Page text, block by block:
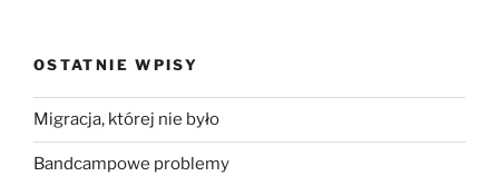
OSTATNIE WPISY
Migracja, której nie było
Bandcampowe problemy